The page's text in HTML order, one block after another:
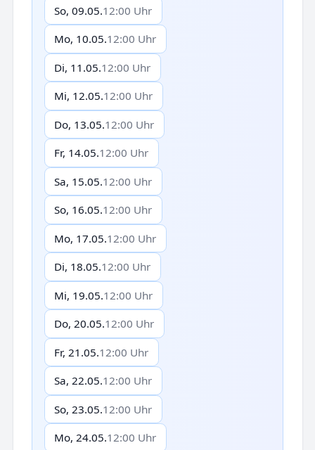
So, 09.05.12:00 Uhr
Mo, 10.05.12:00 Uhr
Di, 11.05.12:00 Uhr
Mi, 12.05.12:00 Uhr
Do, 13.05.12:00 Uhr
Fr, 14.05.12:00 Uhr
Sa, 15.05.12:00 Uhr
So, 16.05.12:00 Uhr
Mo, 17.05.12:00 Uhr
Di, 18.05.12:00 Uhr
Mi, 19.05.12:00 Uhr
Do, 20.05.12:00 Uhr
Fr, 21.05.12:00 Uhr
Sa, 22.05.12:00 Uhr
So, 23.05.12:00 Uhr
Mo, 24.05.12:00 Uhr